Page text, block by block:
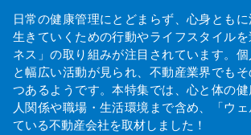
日常の健康管理にとどまらず、心身とも
生きていくための行動やライフスタイル
ネス」の取り組みが注目されています。
と幅広い活動が見られ、不動産業界でも
つあるようです。本特集では、心と体の
人関係や職場・生活環境まで含め、「ウ
ている不動産会社を取材しました！